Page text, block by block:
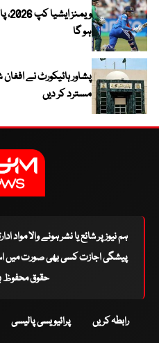
ہو گا
پشاور ہائیکورٹ نے
مسترد کر دیں
ہم نیوز پر شائع یا نشر ہونے والا مواد
پیشگی اجازت کسی بھی صورت میں
حقوق محفوظ
رابطہ کریں پرائیویسی پالیسی